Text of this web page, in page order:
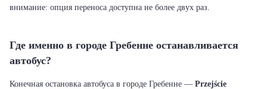
внимание: опция переноса доступна не более двух раз.
Где именно в городе Гребенне останавливается
автобус?
Конечная остановка автобуса в городе Гребенне — Przejście